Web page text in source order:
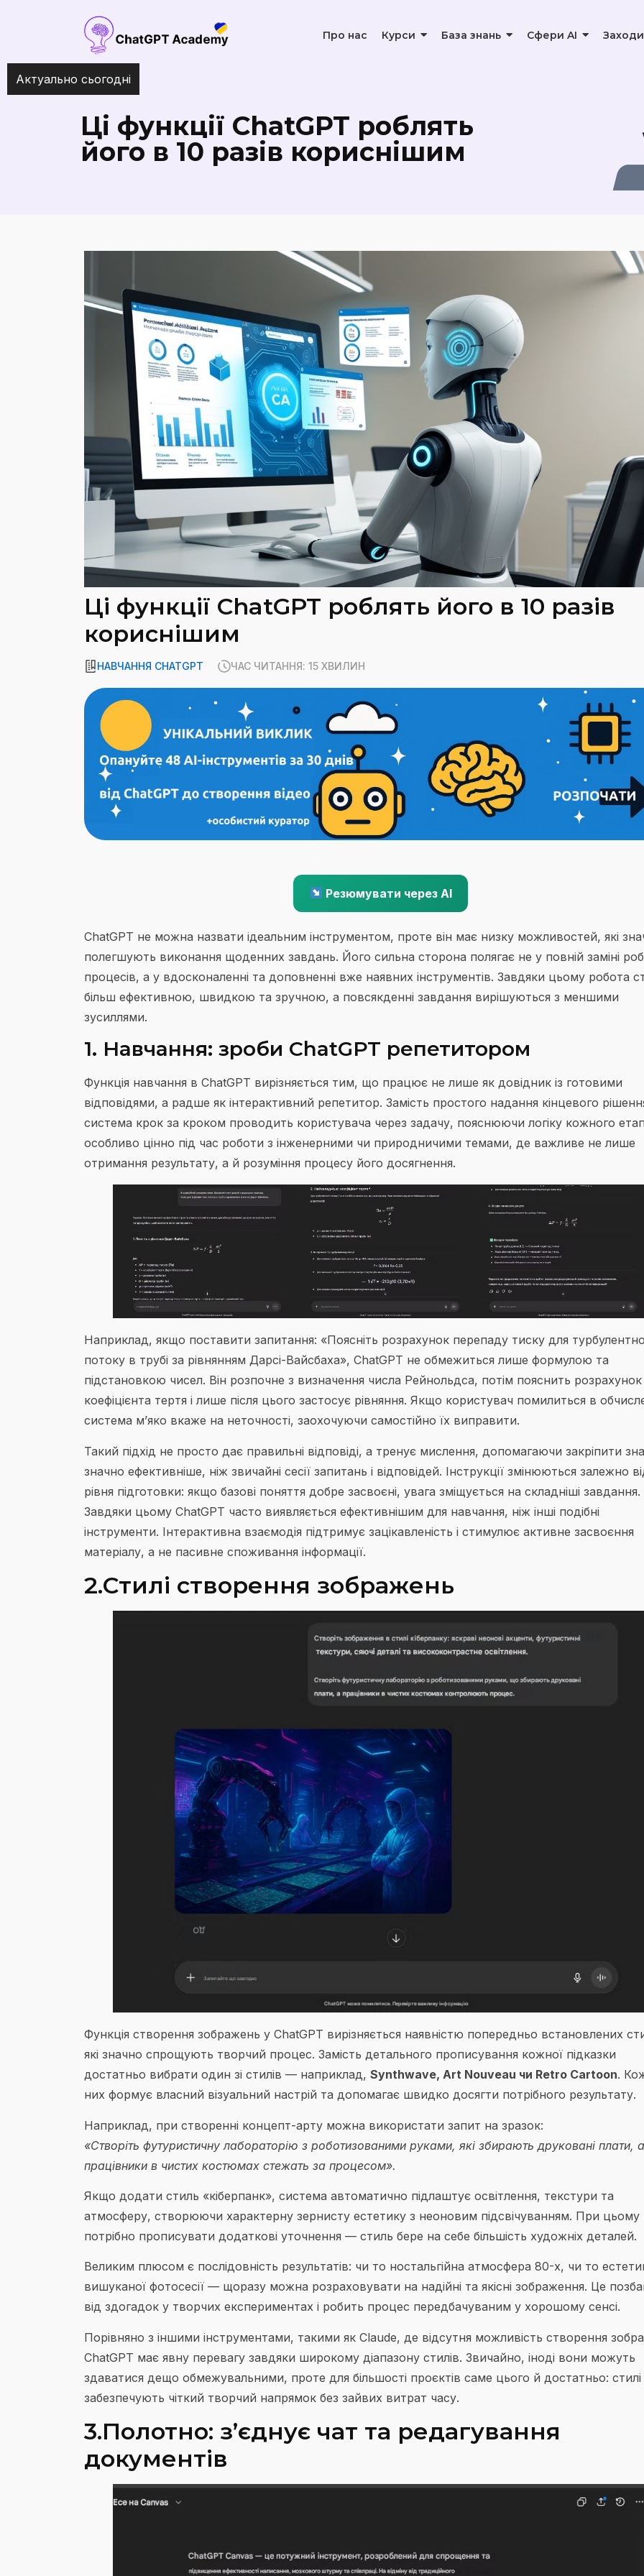
Про нас Курси База знань Сфери AI Заходи
Актуально сьогодні
Ці функції ChatGPT роблять
його в 10 разів кориснішим
Ці функції ChatGPT роблять його в 10 разів
кориснішим
НАВЧАННЯ CHATGPT ЧАС ЧИТАННЯ: 15 ХВИЛИН
Резюмувати через AI
ChatGPT не можна назвати ідеальним інструментом, проте він має низку можливостей, які
полегшують виконання щоденних завдань. Його сильна сторона полягає не у повній заміні
процесів, а у вдосконаленні та доповненні вже наявних інструментів. Завдяки цьому робота
більш ефективною, швидкою та зручною, а повсякденні завдання вирішуються з меншими
зусиллями.
1. Навчання: зроби ChatGPT репетитором
Функція навчання в ChatGPT вирізняється тим, що працює не лише як довідник із готовими
відповідями, а радше як інтерактивний репетитор. Замість простого надання кінцевого
система крок за кроком проводить користувача через задачу, пояснюючи логіку кожного
особливо цінно під час роботи з інженерними чи природничими темами, де важливе не лише
отримання результату, а й розуміння процесу його досягнення.
Наприклад, якщо поставити запитання: «Поясніть розрахунок перепаду тиску для
потоку в трубі за рівнянням Дарсі-Вайсбаха», ChatGPT не обмежиться лише формулою та
підстановкою чисел. Він розпочне з визначення числа Рейнольдса, потім пояснить розрахунок
коефіцієнта тертя і лише після цього застосує рівняння. Якщо користувач помилиться в
система м’яко вкаже на неточності, заохочуючи самостійно їх виправити.
Такий підхід не просто дає правильні відповіді, а тренує мислення, допомагаючи закріпити
значно ефективніше, ніж звичайні сесії запитань і відповідей. Інструкції змінюються залежно
рівня підготовки: якщо базові поняття добре засвоєні, увага зміщується на складніші завдання.
Завдяки цьому ChatGPT часто виявляється ефективнішим для навчання, ніж інші подібні
інструменти. Інтерактивна взаємодія підтримує зацікавленість і стимулює активне засвоєння
матеріалу, а не пасивне споживання інформації.
2.Стилі створення зображень
Функція створення зображень у ChatGPT вирізняється наявністю попередньо встановлених
які значно спрощують творчий процес. Замість детального прописування кожної підказки
достатньо вибрати один зі стилів — наприклад, Synthwave, Art Nouveau чи Retro Cartoon.
них формує власний візуальний настрій та допомагає швидко досягти потрібного результату.
Наприклад, при створенні концепт-арту можна використати запит на зразок:
«Створіть футуристичну лабораторію з роботизованими руками, які збирають друковані плати, а
працівники в чистих костюмах стежать за процесом».
Якщо додати стиль «кіберпанк», система автоматично підлаштує освітлення, текстури та
атмосферу, створюючи характерну зернисту естетику з неоновим підсвічуванням. При цьому
потрібно прописувати додаткові уточнення — стиль бере на себе більшість художніх деталей.
Великим плюсом є послідовність результатів: чи то ностальгійна атмосфера 80-х, чи то
вишуканої фотосесії — щоразу можна розраховувати на надійні та якісні зображення. Це
від здогадок у творчих експериментах і робить процес передбачуваним у хорошому сенсі.
Порівняно з іншими інструментами, такими як Claude, де відсутня можливість створення
ChatGPT має явну перевагу завдяки широкому діапазону стилів. Звичайно, іноді вони можуть
здаватися дещо обмежувальними, проте для більшості проєктів саме цього й достатньо: стилі
забезпечують чіткий творчий напрямок без зайвих витрат часу.
3.Полотно: з’єднує чат та редагування
документів